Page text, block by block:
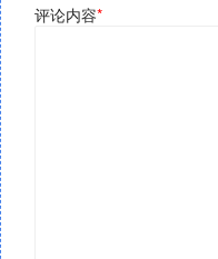
评论内容*